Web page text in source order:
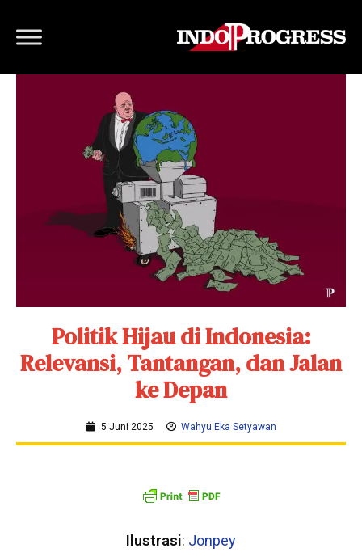
Politik Hijau di Indonesia:
Relevansi, Tantangan, dan Jalan
ke Depan
5 Juni 2025 Wahyu Eka Setyawan
Ilustrasi: Jonpey